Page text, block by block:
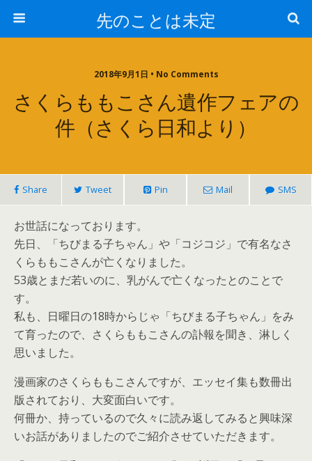
先のことは未定
2018年9月1日 • No Comments
さくらももこさん遺作フェアの
件（さくら日和より）
Share Tweet Pin Mail SMS
お世話になっております。
先日、「ちびまる子ちゃん」や「コジコジ」で有名なさ
くらももこさんが亡くなりました。
53歳とまだ若いのに、乳がんで亡くなったとのことで
す。
私も、日曜日の18時からじゃ「ちびまる子ちゃん」をみ
て育ったので、さくらももこさんの訃報を聞き、淋しく
思いました。
漫画家のさくらももこさんですが、エッセイ集も数冊出
版されており、大変面白いです。
何冊か、持っているので久々に読み返してみると興味深
いお話がありましたのでご紹介させていただきます。